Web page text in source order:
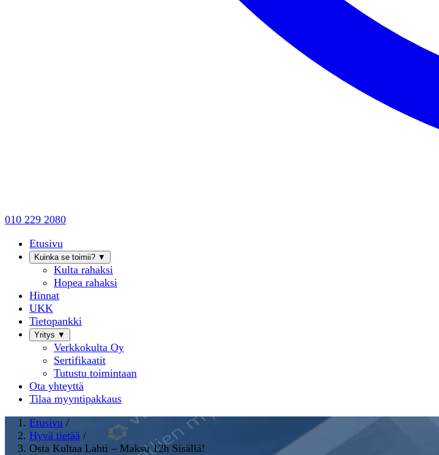
010 229 2080
Etusivu
Kuinka se toimii? ▼
Kulta rahaksi
Hopea rahaksi
Hinnat
UKK
Tietopankki
Yritys ▼
Verkkokulta Oy
Sertifikaatit
Tutustu toimintaan
Ota yhteyttä
Tilaa myyntipakkaus
Etusivu /
Hyvä tietää /
Osta Kultaa Lahti – Maksu 12h Sisällä!